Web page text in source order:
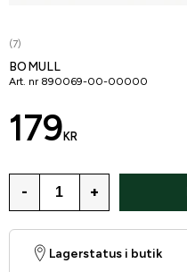
(7)
BOMULL
Art. nr 890069-00-00000
179 KR
- +
Lagerstatus i butik